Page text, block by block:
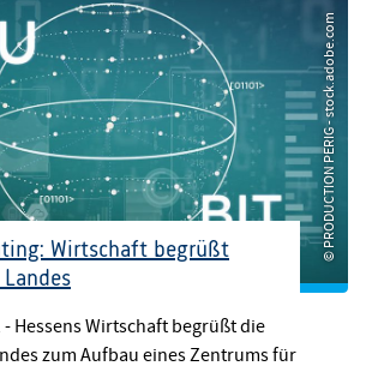
© PRODUCTION PERIG - stock.adobe.com
Wirtschaft begrüßt
- Hessens Wirtschaft begrüßt die
zum Aufbau eines Zentrums für